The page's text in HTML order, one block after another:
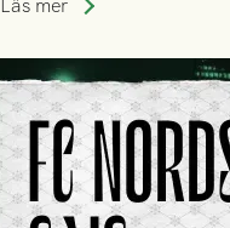
Läs mer